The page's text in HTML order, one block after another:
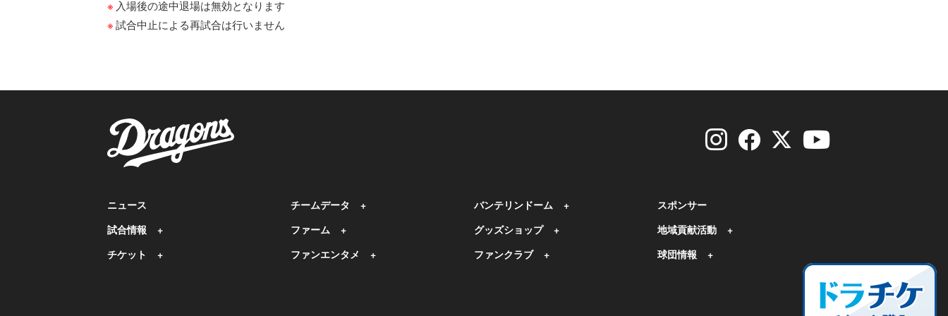
入場後の途中退場は無効となります
試合中止による再試合は行いません
ニュース
試合情報
チケット
チームデータ
ファーム
ファンエンタメ
バンテリンドーム
グッズショップ
ファンクラブ
スポンサー
地域貢献活動
球団情報